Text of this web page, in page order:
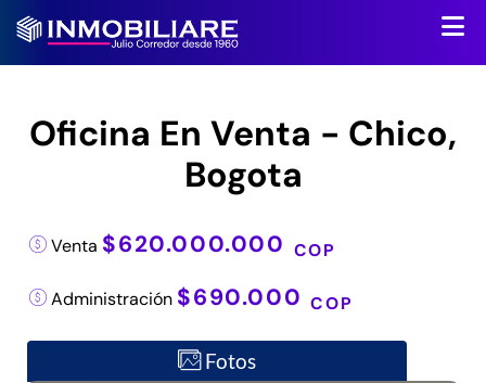
Oficina En Venta - Chico,
Bogota
Venta $620.000.000 COP
Administración $690.000COP
Fotos